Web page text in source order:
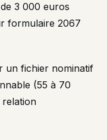
3 000 euros
formulaire 2067
un fichier nominatif
(55 à 70